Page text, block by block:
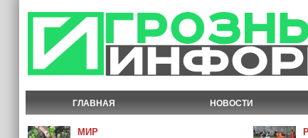
ГЛАВНАЯ НОВОСТИ
МИР